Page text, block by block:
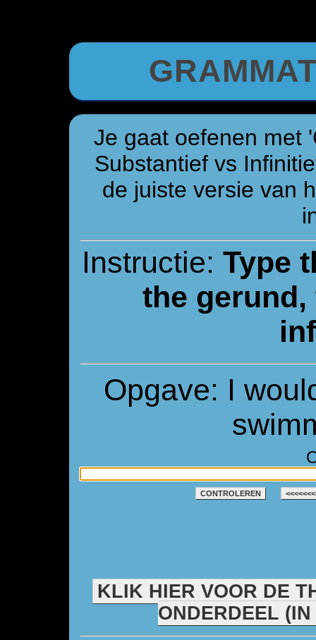
Je gaat oefenen met
Substantief vs
de juiste versie van
Instructie: Type
the
Opgave: I
CONTROLEREN
KLIK HIER VOOR DE
ONDERDEEL